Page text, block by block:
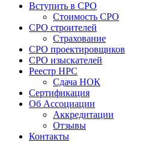
Вступить в СРО
Стоимость СРО
СРО строителей
Страхование
СРО проектировщиков
СРО изыскателей
Реестр НРС
Сдача НОК
Сертификация
Об Ассоциации
Аккредитации
Отзывы
Контакты